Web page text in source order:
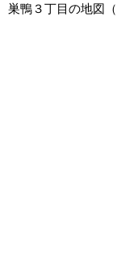
巣鴨３丁目の地図